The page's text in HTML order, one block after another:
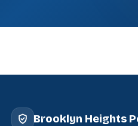
Brooklyn Heights